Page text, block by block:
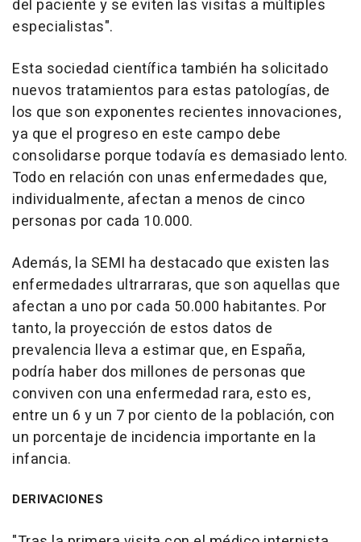
del paciente y se eviten las visitas a múltiples
especialistas".
Esta sociedad científica también ha solicitado
nuevos tratamientos para estas patologías, de
los que son exponentes recientes innovaciones,
ya que el progreso en este campo debe
consolidarse porque todavía es demasiado lento.
Todo en relación con unas enfermedades que,
individualmente, afectan a menos de cinco
personas por cada 10.000.
Además, la SEMI ha destacado que existen las
enfermedades ultrarraras, que son aquellas que
afectan a uno por cada 50.000 habitantes. Por
tanto, la proyección de estos datos de
prevalencia lleva a estimar que, en España,
podría haber dos millones de personas que
conviven con una enfermedad rara, esto es,
entre un 6 y un 7 por ciento de la población, con
un porcentaje de incidencia importante en la
infancia.
DERIVACIONES